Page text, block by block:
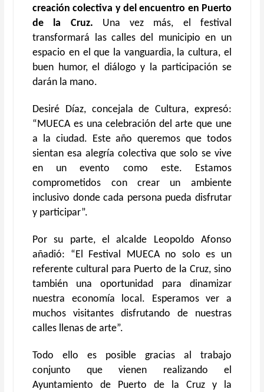
creación colectiva y del encuentro en Puerto
de la Cruz. Una vez más, el festival
transformará las calles del municipio en un
espacio en el que la vanguardia, la cultura, el
buen humor, el diálogo y la participación se
darán la mano.
Desiré Díaz, concejala de Cultura, expresó:
“MUECA es una celebración del arte que une
a la ciudad. Este año queremos que todos
sientan esa alegría colectiva que solo se vive
en un evento como este. Estamos
comprometidos con crear un ambiente
inclusivo donde cada persona pueda disfrutar
y participar”.
Por su parte, el alcalde Leopoldo Afonso
añadió: “El Festival MUECA no solo es un
referente cultural para Puerto de la Cruz, sino
también una oportunidad para dinamizar
nuestra economía local. Esperamos ver a
muchos visitantes disfrutando de nuestras
calles llenas de arte”.
Todo ello es posible gracias al trabajo
conjunto que vienen realizando el
Ayuntamiento de Puerto de la Cruz y la